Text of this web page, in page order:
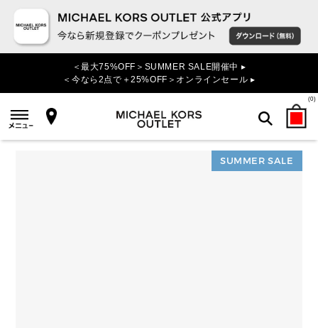
＜最大75%OFF＞SUMMER SALE開催中 ▸
＜今なら2点で＋25%OFF＞オンラインセール ▸
(0)
検索
SUMMER SALE